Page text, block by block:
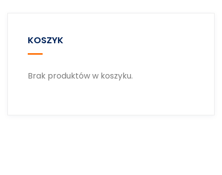
KOSZYK
Brak produktów w koszyku.